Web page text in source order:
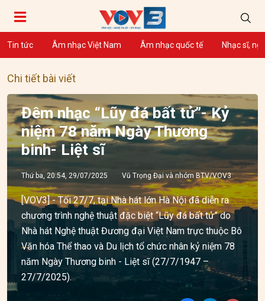
Tin tức Âm nhạc Việt Nam Âm nhạc quốc tế Nhạc sĩ,
Chi tiết bài viết
Đêm nhạc “Lũy đá bất tử”- Kỷ
niệm 78 năm Ngày Thương
binh- Liệt sĩ
Thứ ba, 20:54, 29/07/2025 Vũ Trọng Đại và nhóm BTV/VOV3
[VOV3] - Tối 27/7, tại Nhà hát lớn Hà Nội đã diễn ra
chương trình nghệ thuật đặc biệt “Lũy đá bất tử” do
Nhà hát Nghệ thuật Đương đại Việt Nam trực thuộc Bô
Văn hóa Thể thao và Du lịch tổ chức nhân kỷ niệm 78
năm Ngày Thương binh - Liệt sĩ (27/7/1947 –
27/7/2025).